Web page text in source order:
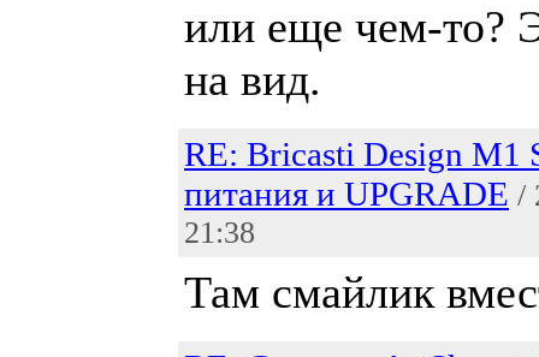
или еще чем-то?
на вид.
RE: Bricasti Design M1
питания и UPGRADE /
21:38
Там смайлик